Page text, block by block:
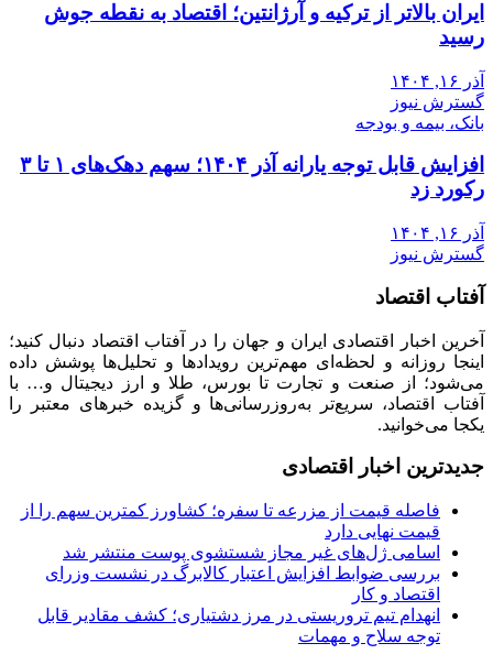
ایران بالاتر از ترکیه و آرژانتین؛ اقتصاد به نقطه جوش
رسید
آذر ۱۶, ۱۴۰۴
گسترش نیوز
بانک، بیمه و بودجه
افزایش قابل توجه یارانه آذر ۱۴۰۴؛ سهم دهک‌های ۱ تا ۳
رکورد زد
آذر ۱۶, ۱۴۰۴
گسترش نیوز
آفتاب اقتصاد
آخرین اخبار اقتصادی ایران و جهان را در آفتاب اقتصاد دنبال کنید؛
اینجا روزانه و لحظه‌ای مهم‌ترین رویدادها و تحلیل‌ها پوشش داده
می‌شود؛ از صنعت و تجارت تا بورس، طلا و ارز دیجیتال و… با
آفتاب اقتصاد، سریع‌تر به‌روزرسانی‌ها و گزیده خبرهای معتبر را
یکجا می‌خوانید.
جدیدترین اخبار اقتصادی
فاصله قیمت از مزرعه تا سفره؛ کشاورز کمترین سهم را از
قیمت نهایی دارد
اسامی ژل‌های غیر مجاز شستشوی پوست منتشر شد
بررسی ضوابط افزایش اعتبار کالابرگ در نشست وزرای
اقتصاد و کار
انهدام تیم تروریستی در مرز دشتیاری؛ کشف مقادیر قابل
توجه سلاح و مهمات